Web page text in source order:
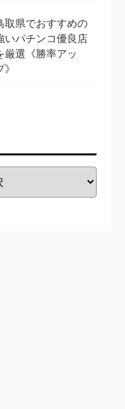
取県でおすすめの
いパチンコ優良店
厳選《勝率アッ
》